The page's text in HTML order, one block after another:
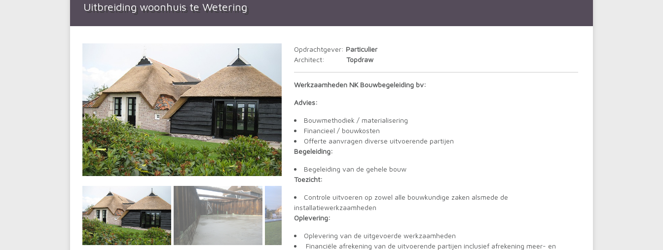
Uitbreiding woonhuis te Wetering
Opdrachtgever: Particulier
Architect:
Topdraw
Werkzaamheden NK Bouwbegeleiding bv:
Advies:
Bouwmethodiek / materialisering
Financieel / bouwkosten
Offerte aanvragen diverse uitvoerende partijen
Begeleiding:
Begeleiding van de gehele bouw
Toezicht:
Controle uitvoeren op zowel alle bouwkundige zaken alsmede de
installatiewerkzaamheden
Oplevering:
Oplevering van de uitgevoerde werkzaamheden
Financiële afrekening van de uitvoerende partijen inclusief afrekening meer- en